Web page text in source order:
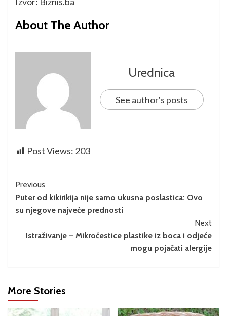
About The Author
Urednica
See author's posts
Post Views: 203
Previous
Puter od kikirikija nije samo ukusna poslastica: Ovo
su njegove najveće prednosti
Next
Istraživanje – Mikročestice plastike iz boca i odjeće
mogu pojačati alergije
More Stories